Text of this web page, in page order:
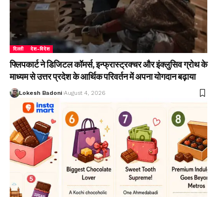
दिल्ली देश-विदेश
फ्लिपकार्ट ने डिजिटल कॉमर्स, इन्फ्रास्ट्रक्चर और इंक्लुसिव ग्रोथ के
माध्यम से उत्तर प्रदेश के आर्थिक परिवर्तन में अपना योगदान बढ़ाया
Lokesh Badoni August 4, 2026